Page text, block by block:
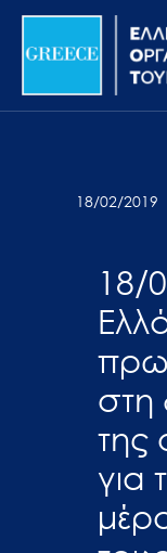
Σημείωση:
ιστότοπος
προσβασιμότητας.
Μετάβαση
περιεχόμενο
18/02/2019
18/
της
για